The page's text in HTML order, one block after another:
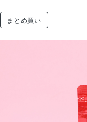
まとめ買い